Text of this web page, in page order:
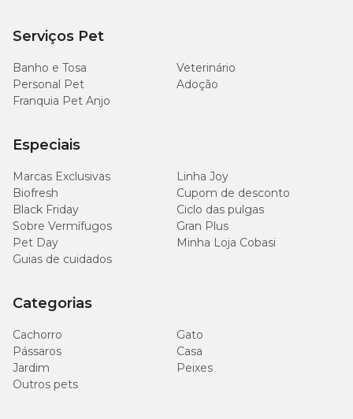
Serviços Pet
Banho e Tosa
Veterinário
Personal Pet
Adoção
Franquia Pet Anjo
Especiais
Marcas Exclusivas
Linha Joy
Biofresh
Cupom de desconto
Black Friday
Ciclo das pulgas
Sobre Vermífugos
Gran Plus
Pet Day
Minha Loja Cobasi
Guias de cuidados
Categorias
Cachorro
Gato
Pássaros
Casa
Jardim
Peixes
Outros pets